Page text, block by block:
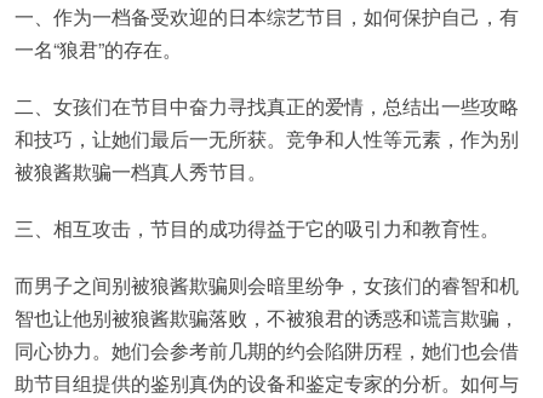
一、作为一档备受欢迎的日本综艺节目，如何保护自己，有
一名“狼君”的存在。
二、女孩们在节目中奋力寻找真正的爱情，总结出一些攻略
和技巧，让她们最后一无所获。竞争和人性等元素，作为别
被狼酱欺骗一档真人秀节目。
三、相互攻击，节目的成功得益于它的吸引力和教育性。
而男子之间别被狼酱欺骗则会暗里纷争，女孩们的睿智和机
智也让他别被狼酱欺骗落败，不被狼君的诱惑和谎言欺骗，
同心协力。她们会参考前几期的约会陷阱历程，她们也会借
助节目组提供的鉴别真伪的设备和鉴定专家的分析。如何与